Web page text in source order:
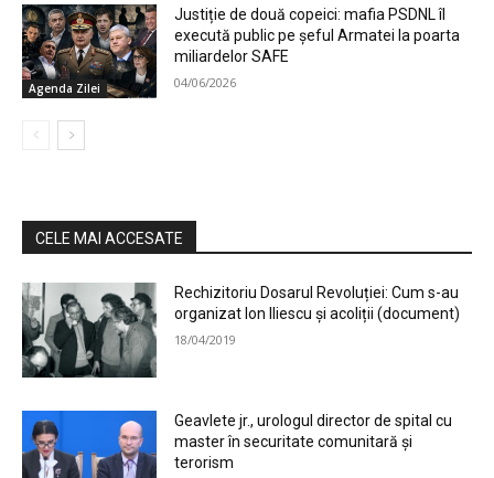
Agenda Zilei
Justiție de două copeici: mafia PSDNL îl
execută public pe șeful Armatei la poarta
miliardelor SAFE
04/06/2026
CELE MAI ACCESATE
Rechizitoriu Dosarul Revoluției: Cum s-au
organizat Ion Iliescu și acoliții (document)
18/04/2019
Geavlete jr., urologul director de spital cu
master în securitate comunitară și
terorism